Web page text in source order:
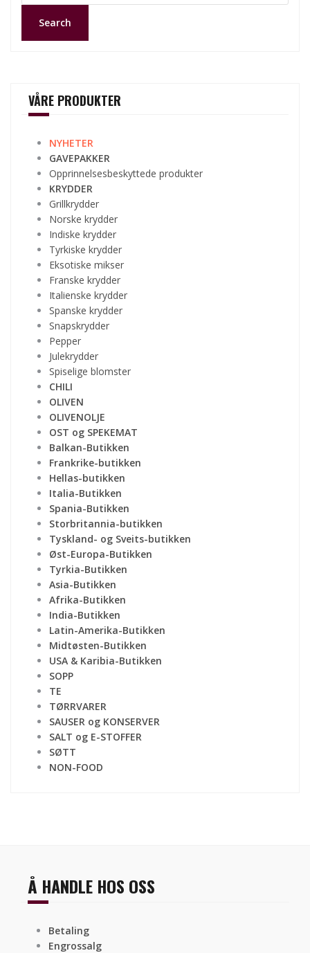
Search
VÅRE PRODUKTER
NYHETER
GAVEPAKKER
Opprinnelsesbeskyttede produkter
KRYDDER
Grillkrydder
Norske krydder
Indiske krydder
Tyrkiske krydder
Eksotiske mikser
Franske krydder
Italienske krydder
Spanske krydder
Snapskrydder
Pepper
Julekrydder
Spiselige blomster
CHILI
OLIVEN
OLIVENOLJE
OST og SPEKEMAT
Balkan-Butikken
Frankrike-butikken
Hellas-butikken
Italia-Butikken
Spania-Butikken
Storbritannia-butikken
Tyskland- og Sveits-butikken
Øst-Europa-Butikken
Tyrkia-Butikken
Asia-Butikken
Afrika-Butikken
India-Butikken
Latin-Amerika-Butikken
Midtøsten-Butikken
USA & Karibia-Butikken
SOPP
TE
TØRRVARER
SAUSER og KONSERVER
SALT og E-STOFFER
SØTT
NON-FOOD
Å HANDLE HOS OSS
Betaling
Engrossalg